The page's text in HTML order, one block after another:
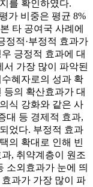
를 확인하였다.
가 비중은 평균 8%
타 공여국 사례에
정적·부정적 효과가
긍정적 효과에 대
가장 많이 파악된
혜자로의 성과 확
의 확산효과가 대
식 강화와 같은 사
대 등 경제적 효과,
었다. 부정적 효과
의 확대로 인해 빈
, 취약계층이 원조
소외효과가 눈에 띄
과가 가장 많이 파